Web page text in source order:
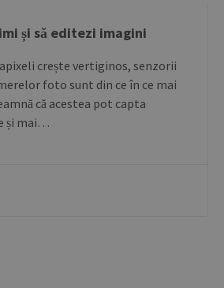
și să editezi imagini
crește vertiginos, senzorii
foto sunt din ce în ce mai
că acestea pot capta
și mai…